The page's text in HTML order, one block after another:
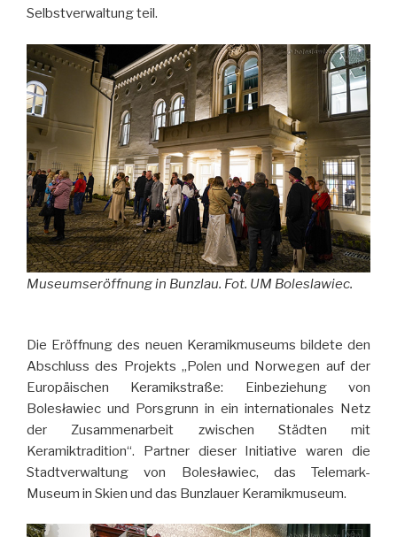
Selbstverwaltung teil.
Museumseröffnung in Bunzlau. Fot. UM Boleslawiec.
Die Eröffnung des neuen Keramikmuseums bildete den
Abschluss des Projekts „Polen und Norwegen auf der
Europäischen Keramikstraße: Einbeziehung von
Bolesławiec und Porsgrunn in ein internationales Netz
der Zusammenarbeit zwischen Städten mit
Keramiktradition“. Partner dieser Initiative waren die
Stadtverwaltung von Bolesławiec, das Telemark-
Museum in Skien und das Bunzlauer Keramikmuseum.